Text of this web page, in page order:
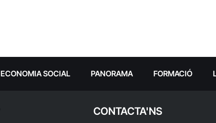
ECONOMIA SOCIAL PANORAMA FORMACIÓ
CONTACTA'NS